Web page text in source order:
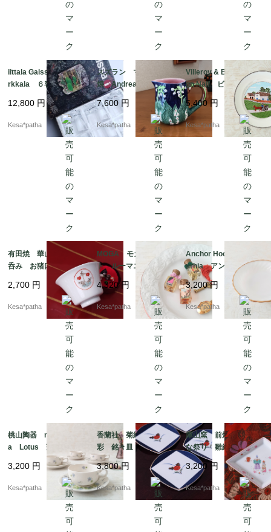
iittala Gaissa Tapio Wi
rkkala ６客セット
イッタラ ガイッサ
ガイサ タピオ・ヴィ
ルカラ グラス 廃
盤 初期 北欧 フィ
12,800 円
Kesa*patha
スズラン マジョリカ
焼 Andrea by Sadek
アンドレア・バイ・
サデック クリーマ
ー 花瓶 フラワーベ
7,600 円
Kesa*patha
Villeroy & Boch Desi
gn Naif ビレロイ＆ボ
ッホ デザインナイー
フ プレート ヴィン
テージ ドイツ
5,400円
Kesa*patha
有田焼 華山窯 ぐい
呑み お猪口 赤絵
酒 SAKECUP 佐
賀 日本
2,700 円
Kesa*patha
MOGA モガ プレー
ト ルーマニア
4,320円
Kesa*patha
Anchor Hocking Sub
urhia アンカーホッキ
ング サバービア ミ
ルクガラス ボウル
ヴィンテージ アメリ
3,200円
Kesa*patha
桃山陶器 momoyam
a Lotus 蓮 スミ
レ カップ＆ソーサ
ー 日本
3,200 円
Kesa*patha
香蘭社 菊紋様 金
彩 銘々皿 ヴィンテ
ージ 廃盤 日本
3,800円
Kesa*patha
庫山窯 前畑陶器 ひ
な祭り 雛絵巻 菱
形 美濃焼 岐阜 日
本
3,200 円
Kesa*patha